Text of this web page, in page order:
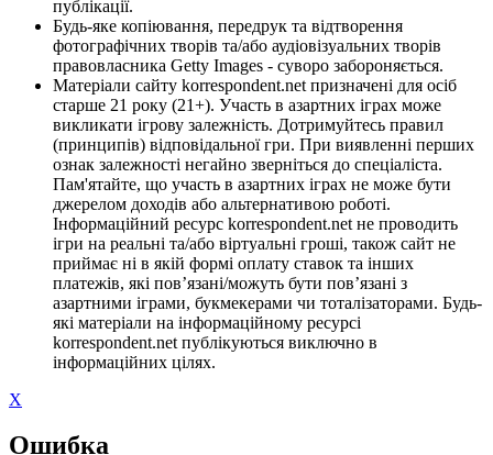
публікації.
Будь-яке копіювання, передрук та відтворення
фотографічних творів та/або аудіовізуальних творів
правовласника Getty Images - суворо забороняється.
Матеріали сайту korrespondent.net призначені для осіб
старше 21 року (21+). Участь в азартних іграх може
викликати ігрову залежність. Дотримуйтесь правил
(принципів) відповідальної гри. При виявленні перших
ознак залежності негайно зверніться до спеціаліста.
Пам'ятайте, що участь в азартних іграх не може бути
джерелом доходів або альтернативою роботі.
Інформаційний ресурс korrespondent.net не проводить
ігри на реальні та/або віртуальні гроші, також сайт не
приймає ні в якій формі оплату ставок та інших
платежів, які пов’язані/можуть бути пов’язані з
азартними іграми, букмекерами чи тоталізаторами. Будь-
які матеріали на інформаційному ресурсі
korrespondent.net публікуються виключно в
інформаційних цілях.
X
Ошибка